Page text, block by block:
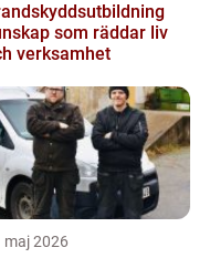
som räddar liv
verksamhet
maj 2026